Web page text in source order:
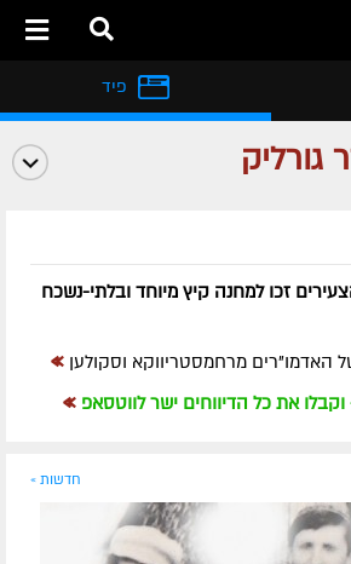
גורליק
זכו למחנה קיץ מיוחד ובלתי-נשכח
האדמו"רים מרחמסטריווקא וסקולען »
את כל הדיווחים ישר לווטסאפ »
חדשות »